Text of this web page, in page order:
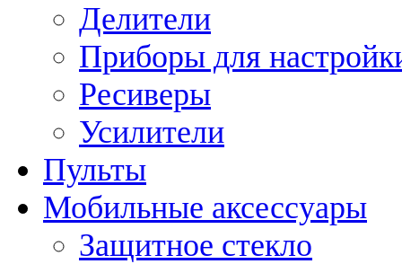
Делители
Приборы для
Ресиверы
Усилители
Пульты
Мобильные аксессуары
Защитное стекло